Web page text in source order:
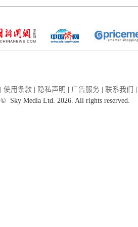
| 使用条款 | 隐私声明 | 广告服务 | 联系我们 |
©
Sky Media Ltd. 2026. All rights reserved.